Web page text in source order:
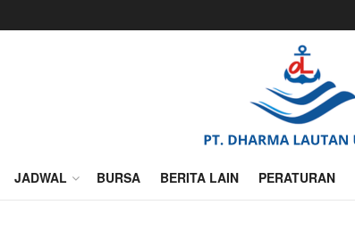
JADWAL BURSA BERITA LAIN PERATURAN